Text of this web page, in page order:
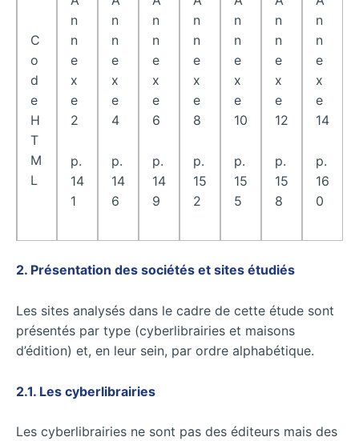
C
o
d
e
H
T
M
L
n
n
e
x
e
2
p.
14
1
n
n
e
x
e
4
p.
14
6
n
n
e
x
e
6
p.
14
9
n
n
e
x
e
8
p.
15
2
n
n
e
x
e
10
p.
15
5
n
n
e
x
e
12
p.
15
8
n
n
e
x
e
14
p.
16
0
2. Présentation des sociétés et sites étudiés
Les sites analysés dans le cadre de cette étude sont
présentés par type (cyberlibrairies et maisons
d’édition) et, en leur sein, par ordre alphabétique.
2.1. Les cyberlibrairies
Les cyberlibrairies ne sont pas des éditeurs mais des